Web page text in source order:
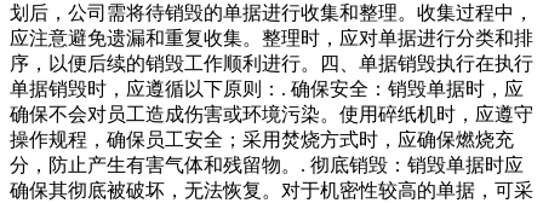
划后，公司需将待销毁的单据进行收集和整理。收集过程中，
应注意避免遗漏和重复收集。整理时，应对单据进行分类和排
序，以便后续的销毁工作顺利进行。四、单据销毁执行在执行
单据销毁时，应遵循以下原则：. 确保安全：销毁单据时，应
确保不会对员工造成伤害或环境污染。使用碎纸机时，应遵守
操作规程，确保员工安全；采用焚烧方式时，应确保燃烧充
分，防止产生有害气体和残留物。. 彻底销毁：销毁单据时应
确保其彻底被破坏，无法恢复。对于机密性较高的单据，可采